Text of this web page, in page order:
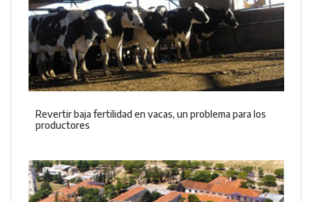
Revertir baja fertilidad en vacas, un problema para los
productores